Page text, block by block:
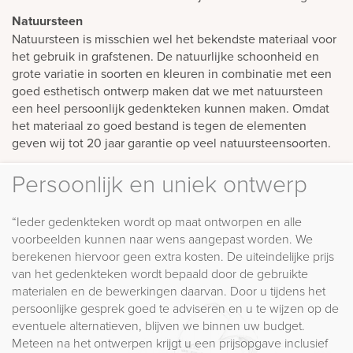
Natuursteen
Natuursteen is misschien wel het bekendste materiaal voor
het gebruik in grafstenen. De natuurlijke schoonheid en
grote variatie in soorten en kleuren in combinatie met een
goed esthetisch ontwerp maken dat we met natuursteen
een heel persoonlijk gedenkteken kunnen maken. Omdat
het materiaal zo goed bestand is tegen de elementen
geven wij tot 20 jaar garantie op veel natuursteensoorten.
Persoonlijk en uniek ontwerp
“Ieder gedenkteken wordt op maat ontworpen en alle
voorbeelden kunnen naar wens aangepast worden. We
berekenen hiervoor geen extra kosten. De uiteindelijke prijs
van het gedenkteken wordt bepaald door de gebruikte
materialen en de bewerkingen daarvan. Door u tijdens het
persoonlijke gesprek goed te adviseren en u te wijzen op de
eventuele alternatieven, blijven we binnen uw budget.
Meteen na het ontwerpen krijgt u een prijsopgave inclusief